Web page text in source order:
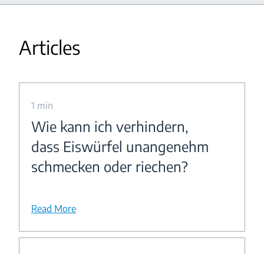
Articles
1 min
Wie kann ich verhindern,
dass Eiswürfel unangenehm
schmecken oder riechen?
Read More